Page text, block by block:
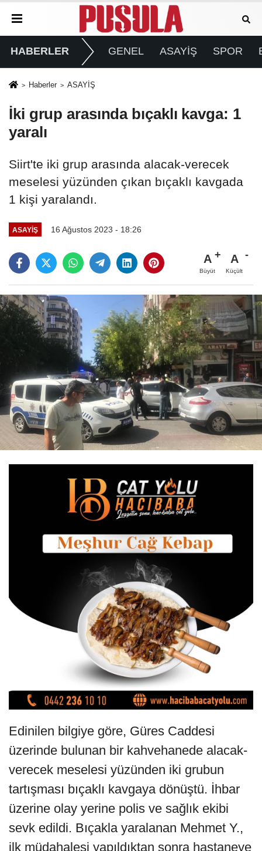
HABERLER GENEL ASAYİŞ SPOR
Haberler ASAYİŞ
İki grup arasında bıçaklı kavga: 1
yaralı
Siirt'te iki grup arasında alacak-verecek
meselesi yüzünden çıkan bıçaklı kavgada
1 kişi yaralandı.
ASAYİŞ 16 Ağustos 2023 - 18:26
A
Büyüt
A
Küçült
Edinilen bilgiye göre, Güres Caddesi
üzerinde bulunan bir kahvehanede alacak-
verecek meselesi yüzünden iki grubun
tartışması bıçaklı kavgaya dönüştü. İhbar
üzerine olay yerine polis ve sağlık ekibi
sevk edildi. Bıçakla yaralanan Mehmet Y.,
ilk müdahalesi yapıldıktan sonra hastaneye